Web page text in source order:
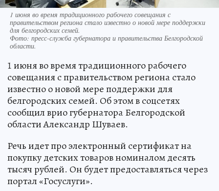
1 июня во время традиционного рабочего совещания с
правительством региона стало известно о новой мере поддержки
для белгородских семей.
Фото: пресс-служба губернатора и правительства Белгородской
области.
1 июня во время традиционного рабочего
совещания с правительством региона стало
известно о новой мере поддержки для
белгородских семей. Об этом в соцсетях
сообщил врио губернатора Белгородской
области Александр Шуваев.
Речь идет про электронный сертификат на
покупку детских товаров номиналом десять
тысяч рублей. Он будет предоставляться через
портал «Госуслуги».